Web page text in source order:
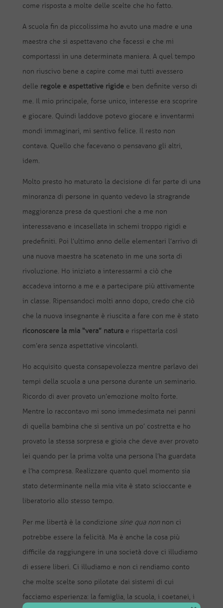
come risposta a molte delle scelte che ho fatto.
A scuola fin da piccolissima ho avuto una madre e una
maestra che si aspettavano che facessi e che mi
comportassi in una determinata maniera. A quel tempo
non riuscivo bene a capire come mai tutti avessero
delle regole e aspettative rigide e ben definite verso di
me. Il mio principale, forse unico, interesse era scoprire
e giocare. Quindi laddove potevo giocare e inventarmi
mondi immaginari, mi sentivo felice. Il resto non
contava. Quello che facevano o pensavano gli altri,
idem.
Molto presto ho maturato la decisione di far parte di una
minoranza di persone in quanto vedevo la stragrande
maggioranza presa da questioni che a me non
interessavano e incasellata in schemi troppo rigidi e
predefiniti. Poi l’ultimo anno delle elementari l’arrivo di
una nuova maestra ha scatenato in me una sorta di
rivoluzione. Ho iniziato a interessarmi a ciò che
accadeva intorno a me e a partecipare più attivamente
in classe. Ripensandoci molti anno dopo, credo che ciò
che la nuova insegnante è riuscita a fare con me è stato
riconoscere la mia “vera” natura e rispettarla così
com’era senza aspettative vincolanti.
Ho acquisito questa consapevolezza mentre parlavo dei
tempi della scuola a una persona durante un seminario.
Ricordo di aver provato un’emozione molto forte.
Mentre lo raccontavo mi sono immedesimata nei panni
di quella bambina che si sentiva un po’ costretta e ho
provato la stessa sorpresa e gioia che deve aver provato
lei quando per la prima volta una persona l’ha guardata
e l’ha compresa. Realizzare quanto quel momento sia
stato determinante nella mia vita è stato scioccante e
liberatorio allo stesso tempo.
Per me libertà è la condizione sine qua non non ci
potrebbe essere la felicità. Ma è anche la cosa più
difficile da raggiungere in una società dove ci illudiamo
di essere liberi. Ci illudiamo e non ci rendiamo conto
che molte scelte sono pilotate dai sistemi di cui
facciamo esperienza: la famiglia, la scuola, i coetanei, i